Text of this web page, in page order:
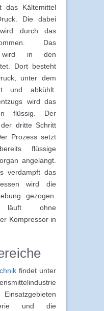
das Kältemittel
Die dabei
durch das
Das
wird in den
Dort besteht
unter dem
und abkühlt.
wird das
flüssig. Der
dritte Schritt
Prozess setzt
flüssige
angelangt.
verdampft das
wird die
gezogen.
läuft ohne
Kompressor in
findet unter
und die